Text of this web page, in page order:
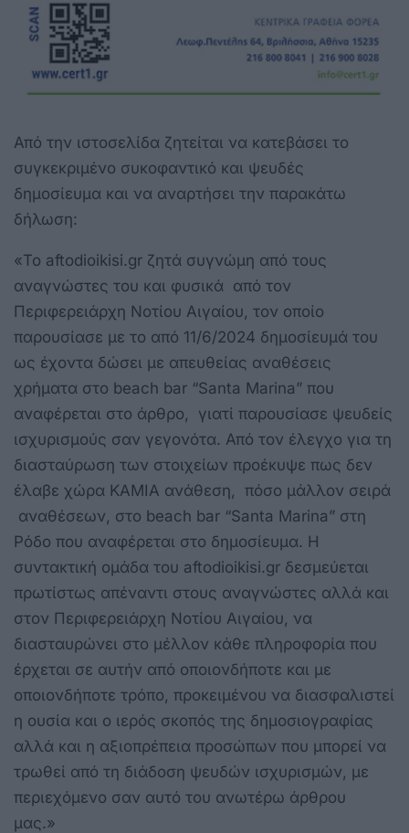
Από την ιστοσελίδα ζητείται να κατεβάσει το
συγκεκριμένο συκοφαντικό και ψευδές
δημοσίευμα και να αναρτήσει την παρακάτω
δήλωση:
«Το aftodioikisi.gr ζητά συγνώμη από τους
αναγνώστες του και φυσικά από τον
Περιφερειάρχη Νοτίου Αιγαίου, τον οποίο
παρουσίασε με το από 11/6/2024 δημοσίευμά του
ως έχοντα δώσει με απευθείας αναθέσεις
χρήματα στο beach bar “Santa Marina” που
αναφέρεται στο άρθρο, γιατί παρουσίασε ψευδείς
ισχυρισμούς σαν γεγονότα. Από τον έλεγχο για τη
διασταύρωση των στοιχείων προέκυψε πως δεν
έλαβε χώρα ΚΑΜΙΑ ανάθεση, πόσo μάλλον σειρά
αναθέσεων, στο beach bar “Santa Marina” στη
Ρόδο που αναφέρεται στο δημοσίευμα. Η
συντακτική ομάδα του aftodioikisi.gr δεσμεύεται
πρωτίστως απέναντι στους αναγνώστες αλλά και
στον Περιφερειάρχη Νοτίου Αιγαίου, να
διασταυρώνει στο μέλλον κάθε πληροφορία που
έρχεται σε αυτήν από οποιονδήποτε και με
οποιονδήποτε τρόπο, προκειμένου να διασφαλιστεί
η ουσία και ο ιερός σκοπός της δημοσιογραφίας
αλλά και η αξιοπρέπεια προσώπων που μπορεί να
τρωθεί από τη διάδοση ψευδών ισχυρισμών, με
περιεχόμενο σαν αυτό του ανωτέρω άρθρου
μας.»